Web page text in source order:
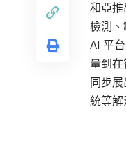
和亞
檢測
AI 平
量到
同步
統等解